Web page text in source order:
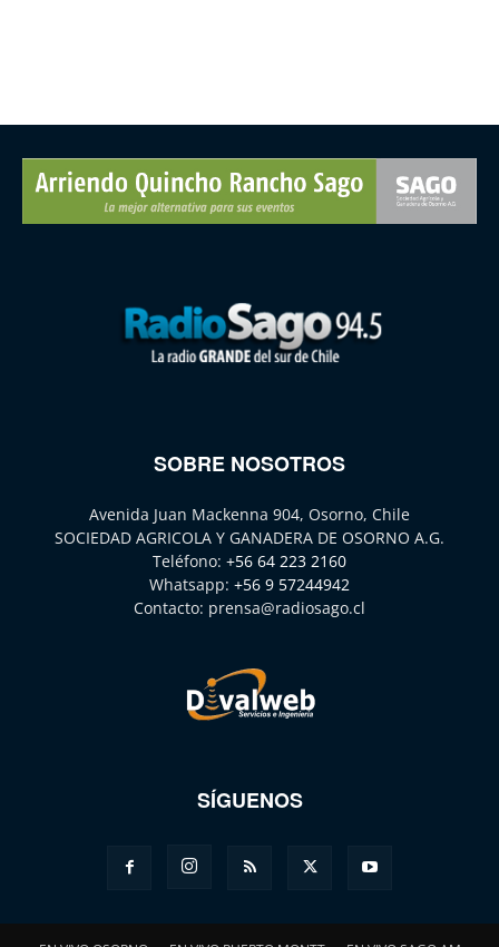
SOBRE NOSOTROS
Avenida Juan Mackenna 904, Osorno, Chile
SOCIEDAD AGRICOLA Y GANADERA DE OSORNO A.G.
Teléfono: +56 64 223 2160
Whatsapp: +56 9 57244942
Contacto: prensa@radiosago.cl
SÍGUENOS